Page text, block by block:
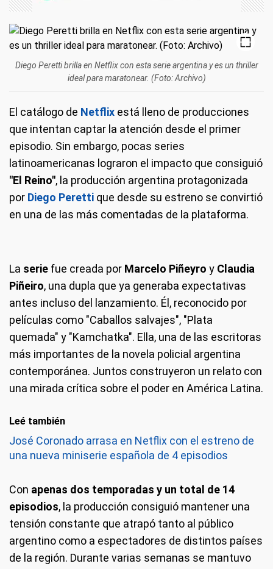
Diego Peretti brilla en Netflix con esta serie argentina y es un thriller
ideal para maratonear. (Foto: Archivo)
El catálogo de Netflix está lleno de producciones
que intentan captar la atención desde el primer
episodio. Sin embargo, pocas series
latinoamericanas lograron el impacto que consiguió
"El Reino", la producción argentina protagonizada
por Diego Peretti que desde su estreno se convirtió
en una de las más comentadas de la plataforma.
La serie fue creada por Marcelo Piñeyro y Claudia
Piñeiro, una dupla que ya generaba expectativas
antes incluso del lanzamiento. Él, reconocido por
películas como "Caballos salvajes", "Plata
quemada" y "Kamchatka". Ella, una de las escritoras
más importantes de la novela policial argentina
contemporánea. Juntos construyeron un relato con
una mirada crítica sobre el poder en América Latina.
Leé también
José Coronado arrasa en Netflix con el estreno de
una nueva miniserie española de 4 episodios
Con apenas dos temporadas y un total de 14
episodios, la producción consiguió mantener una
tensión constante que atrapó tanto al público
argentino como a espectadores de distintos países
de la región. Durante varias semanas se mantuvo